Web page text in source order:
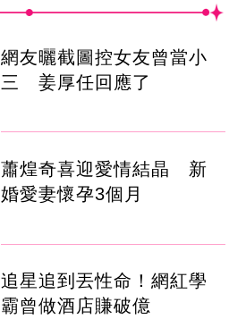
網友曬截圖控女友曾當小
三 姜厚任回應了
蕭煌奇喜迎愛情結晶 新
婚愛妻懷孕3個月
追星追到丟性命！網紅學
霸曾做酒店賺破億